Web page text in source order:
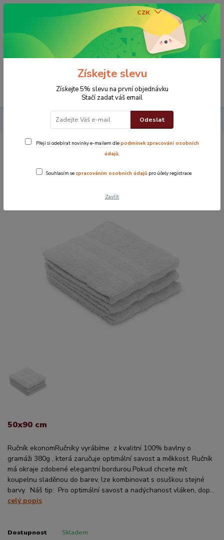
CZK
0 Kč
Ručníky Ručník Ekonom Ručník ekonom Bílý
Ručník ekonom Bílý
50x90 cm
Ručník ekonomRučníky vyrábíme z kvalitní 100% bavlny o
gramáži 380g , která zaručuje optimální savost a měkkost. Ručník
má okraje zdobené elegantní bordurou.Pokud chcete mít
koupelnu sladěnou do barev, lze kombinovat s osuškou stejné
barvy. Náš tip: Pro optimální savost a nadýchanost vláken, dop...
celý popis
Dostupnost Skladem
Získejte slevu
Získejte 5% slevu na první objednávku
Stačí zadat váš email
Odeslat
Přeji si odebírat novinky e-mailem dlepodmínek zpracování osobních
údajů.
Souhlasím se zpracováním osobních údajů pro účely registrace.
Zavřít